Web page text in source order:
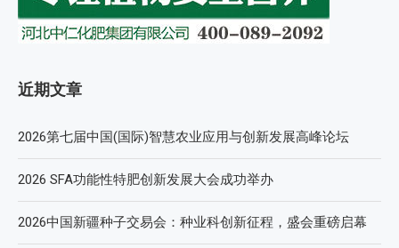
近期文章
2026第七届中国(国际)智慧农业应用与创新发展高峰论坛
2026 SFA功能性特肥创新发展大会成功举办
2026中国新疆种子交易会：种业科创新征程，盛会重磅启幕